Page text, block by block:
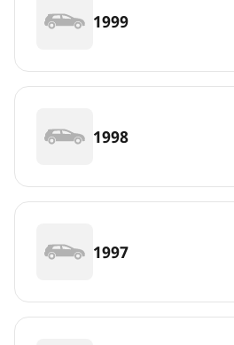
1999
1998
1997